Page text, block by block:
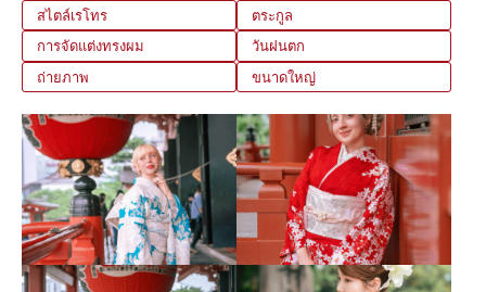
สไตล์เรโทร
ตระกูล
การจัดแต่งทรงผม
วันฝนตก
ถ่ายภาพ
ขนาดใหญ่